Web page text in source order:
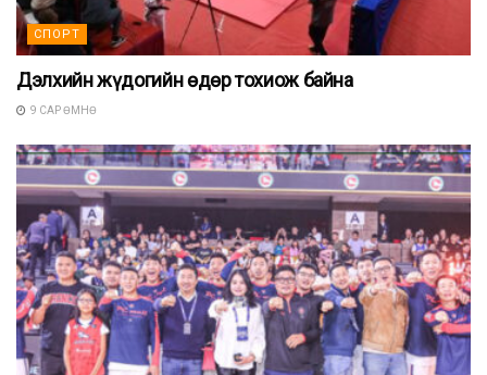
СПОРТ
Дэлхийн жүдогийн өдөр тохиож байна
9 САР ӨМНӨ